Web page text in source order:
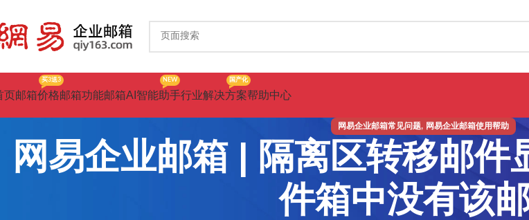
页邮箱价格
买3送3
邮箱功能邮箱AI智能助手
NEW
行业解决方案
国产化
帮助中心
网易企业邮箱常见问题, 网易企业邮箱使用帮助
网易企业邮箱 | 隔离区转移邮件
件箱中没有该